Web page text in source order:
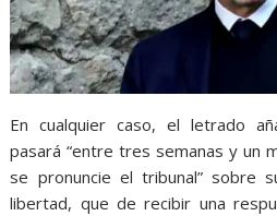
En cualquier caso, el letrado
pasará “entre tres semanas y un
se pronuncie el tribunal” sobre
libertad, que de recibir una